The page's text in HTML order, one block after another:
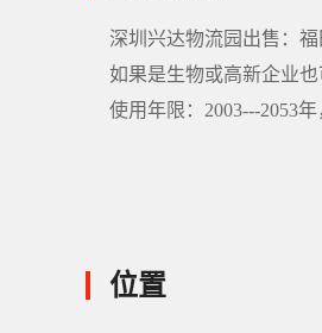
深圳兴达物流园出售：
如果是生物或高新企业也
使用年限：2003---2053
位置